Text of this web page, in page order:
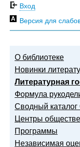
Вход
Версия для
О библиотеке
Новинки
Литературная
Формула
Сводный
Центры
Программы
Независимая